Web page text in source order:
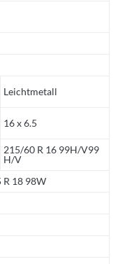
Leichtmetall
16 x 6.5
215/60 R 16 99H/V99
H/V
R 18 98W